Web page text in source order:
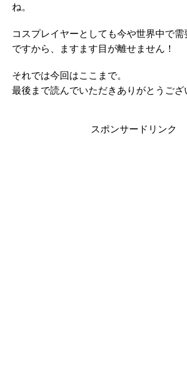
ね。
コスプレイヤーとしても今や世界中で
ですから、ますます目が離せません！
それでは今回はここまで。
最後まで読んでいただきありがとうござ
スポンサードリンク